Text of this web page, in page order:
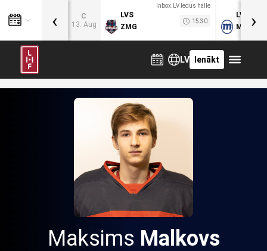
C
13. Aug
Inbox.LV ledus halle
LVS
ZMG
15:30
LVB
MOG
‹ ›
LV Ienākt
Maksims Malkovs